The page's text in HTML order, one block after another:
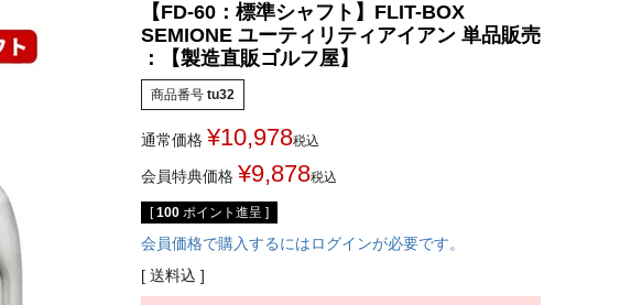
【FD-60：標準シャフト】FLIT-BOX
SEMIONE ユーティリティアイアン 単品販売
：【製造直販ゴルフ屋】
商品番号 tu32
通常価格 ¥10,978税込
会員特典価格 ¥9,878税込
[ 100 ポイント進呈 ]
会員価格で購入するにはログインが必要です。
送料込